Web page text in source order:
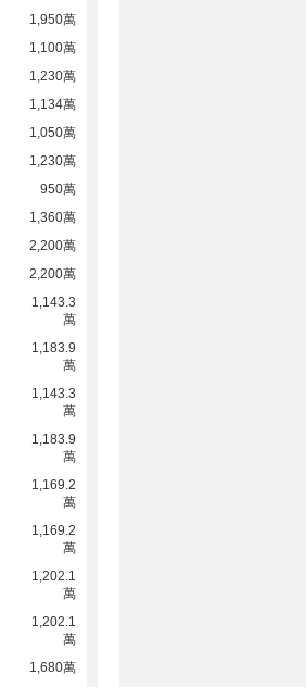
1,950萬
1,100萬
1,230萬
1,134萬
1,050萬
1,230萬
950萬
1,360萬
2,200萬
2,200萬
1,143.3
萬
1,183.9
萬
1,143.3
萬
1,183.9
萬
1,169.2
萬
1,169.2
萬
1,202.1
萬
1,202.1
萬
1,680萬